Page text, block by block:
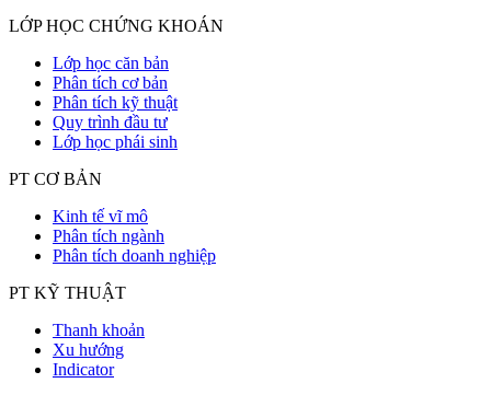
LỚP HỌC CHỨNG KHOÁN
Lớp học căn bản
Phân tích cơ bản
Phân tích kỹ thuật
Quy trình đầu tư
Lớp học phái sinh
PT CƠ BẢN
Kinh tế vĩ mô
Phân tích ngành
Phân tích doanh nghiệp
PT KỸ THUẬT
Thanh khoản
Xu hướng
Indicator